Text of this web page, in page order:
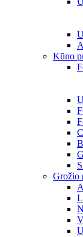
Kūno
Grožio